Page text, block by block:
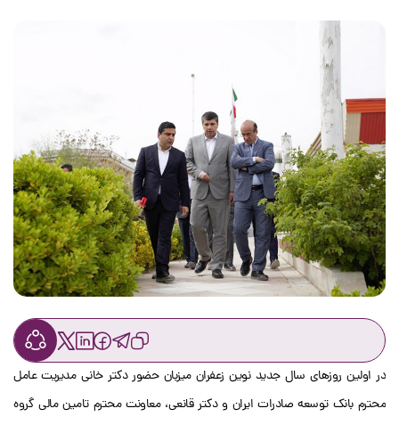
در اولین روزهای سال جدید نوین زعفران میزبان حضور دکتر خانی مدیریت عامل
محترم بانک توسعه صادرات ایران و دکتر قانعی، معاونت محترم تامین مالی گروه